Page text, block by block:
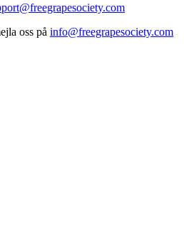
oss på info@freegrapesociety.com